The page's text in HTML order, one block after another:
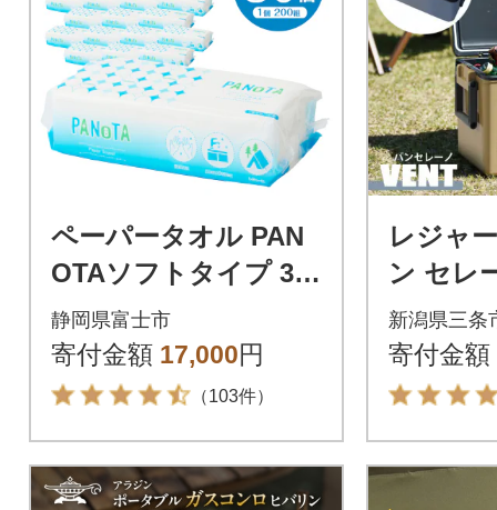
ペーパータオル PAN
OTAソフトタイプ 30
パック 国産 ハンドタ
オル 日用品
静岡県富士市
寄付金額 17,000円
（103件）
レジャ
ン セレ
ーマン
ーボッ
0】
新潟県三条
寄付金額